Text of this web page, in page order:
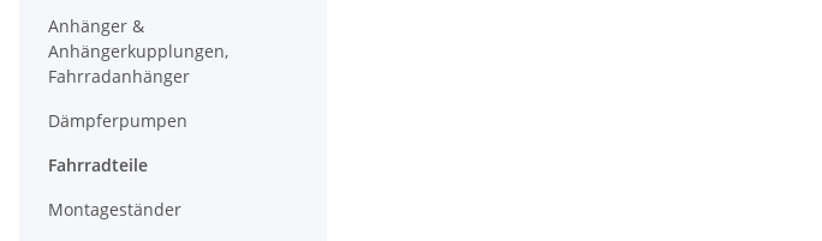
Anhänger &
Anhängerkupplungen,
Fahrradanhänger
Dämpferpumpen
Fahrradteile
Montageständer